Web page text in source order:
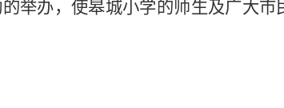
举办，使皋城小学的师生及广大